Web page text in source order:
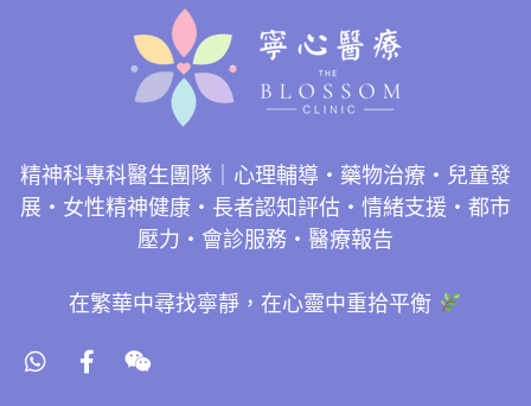
精神科專科醫生團隊｜心理輔導・藥物治療・兒童發
展・女性精神健康・長者認知評估・情緒支援・都市
壓力・會診服務・醫療報告
在繁華中尋找寧靜，在心靈中重拾平衡